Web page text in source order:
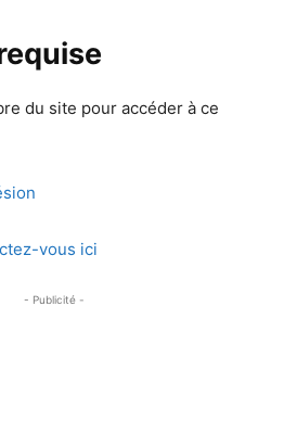
du site pour accéder à ce
vous ici
- Publicité -